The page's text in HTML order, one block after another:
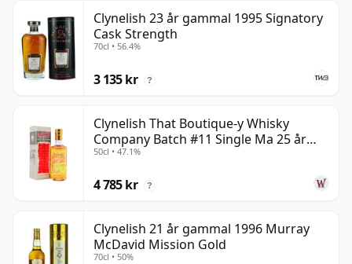
Clynelish 23 år gammal 1995 Signatory
Cask Strength
70cl • 56.4%
3 135 kr ?
Clynelish That Boutique-y Whisky
Company Batch #11 Single Ma 25 år
gammal
50cl • 47.1%
4 785 kr ?
Clynelish 21 år gammal 1996 Murray
McDavid Mission Gold
70cl • 50%